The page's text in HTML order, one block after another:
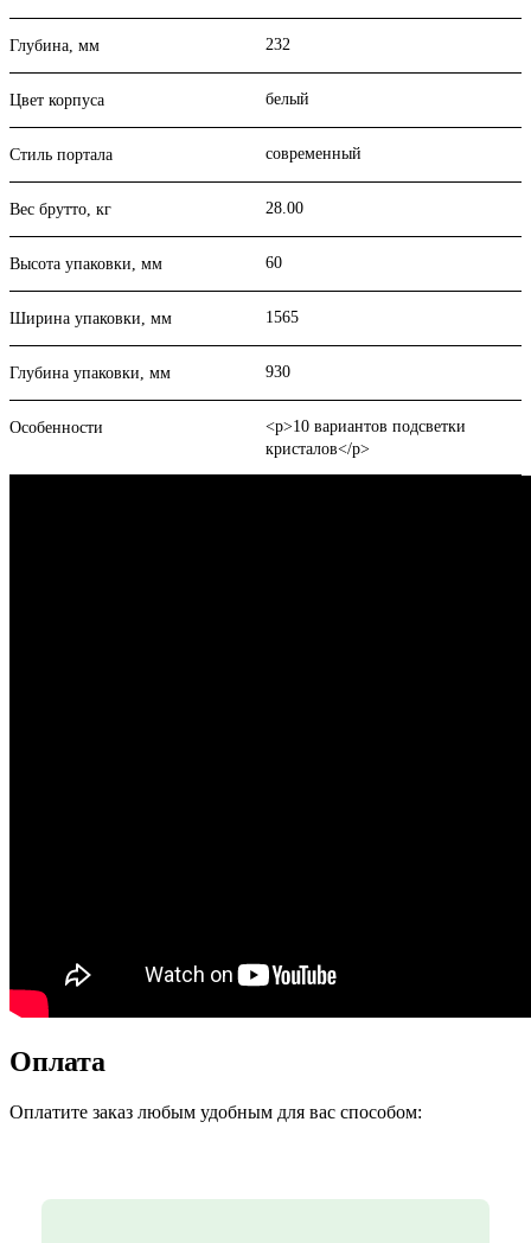
Глубина, мм 232
Цвет корпуса белый
Стиль портала современный
Вес брутто, кг 28.00
Высота упаковки, мм 60
Ширина упаковки, мм 1565
Глубина упаковки, мм 930
Особенности
<p>10 вариантов подсветки
кристалов</p>
Оплата
Оплатите заказ любым удобным для вас способом: